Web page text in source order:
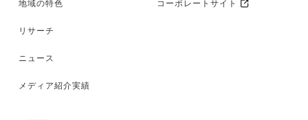
地域の特色
リサーチ
ニュース
メディア紹介実績
コーポレートサイト